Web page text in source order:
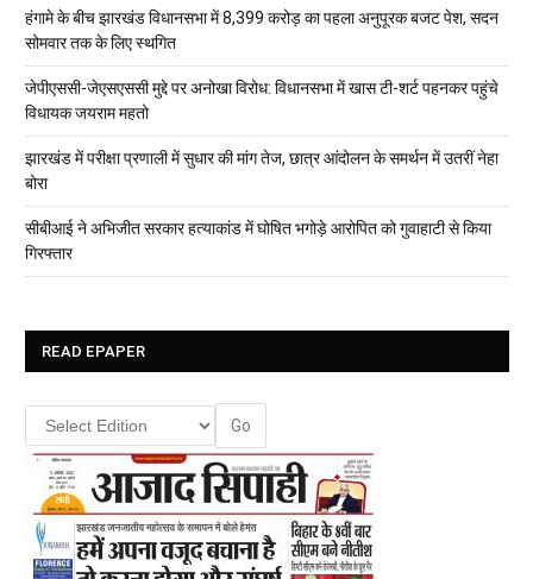
हंगामे के बीच झारखंड विधानसभा में 8,399 करोड़ का पहला अनुपूरक बजट पेश, सदन
सोमवार तक के लिए स्थगित
जेपीएससी-जेएसएससी मुद्दे पर अनोखा विरोध: विधानसभा में खास टी-शर्ट पहनकर पहुंचे
विधायक जयराम महतो
झारखंड में परीक्षा प्रणाली में सुधार की मांग तेज, छात्र आंदोलन के समर्थन में उतरीं नेहा
बोरा
सीबीआई ने अभिजीत सरकार हत्याकांड में घोषित भगोड़े आरोपित को गुवाहाटी से किया
गिरफ्तार
READ EPAPER